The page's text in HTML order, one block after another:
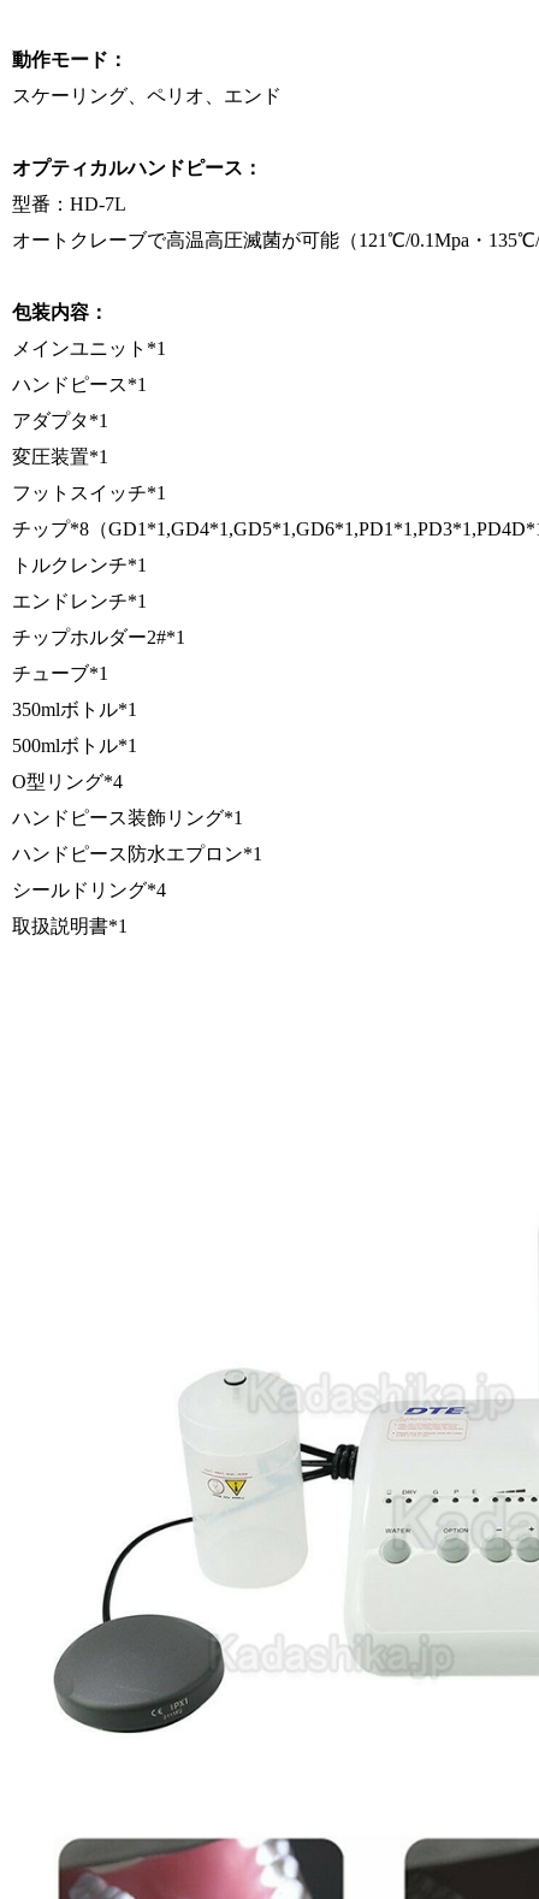
動作モード：
スケーリング、ペリオ、エンド
オプティカルハンドピース：
型番：HD-7L
オートクレーブで高温高圧滅菌が可能（121℃/0.1Mpa・
包装内容：
メインユニット*1
ハンドピース*1
アダプタ*1
変圧装置*1
フットスイッチ*1
チップ*8（
トルクレンチ*1
エンドレンチ*1
チップホルダー2#*1
チューブ*1
350mlボトル*1
500mlボトル*1
O型リング*4
ハンドピース装飾リング*1
ハンドピース防水エプロン*1
シールドリング*4
取扱説明書*1